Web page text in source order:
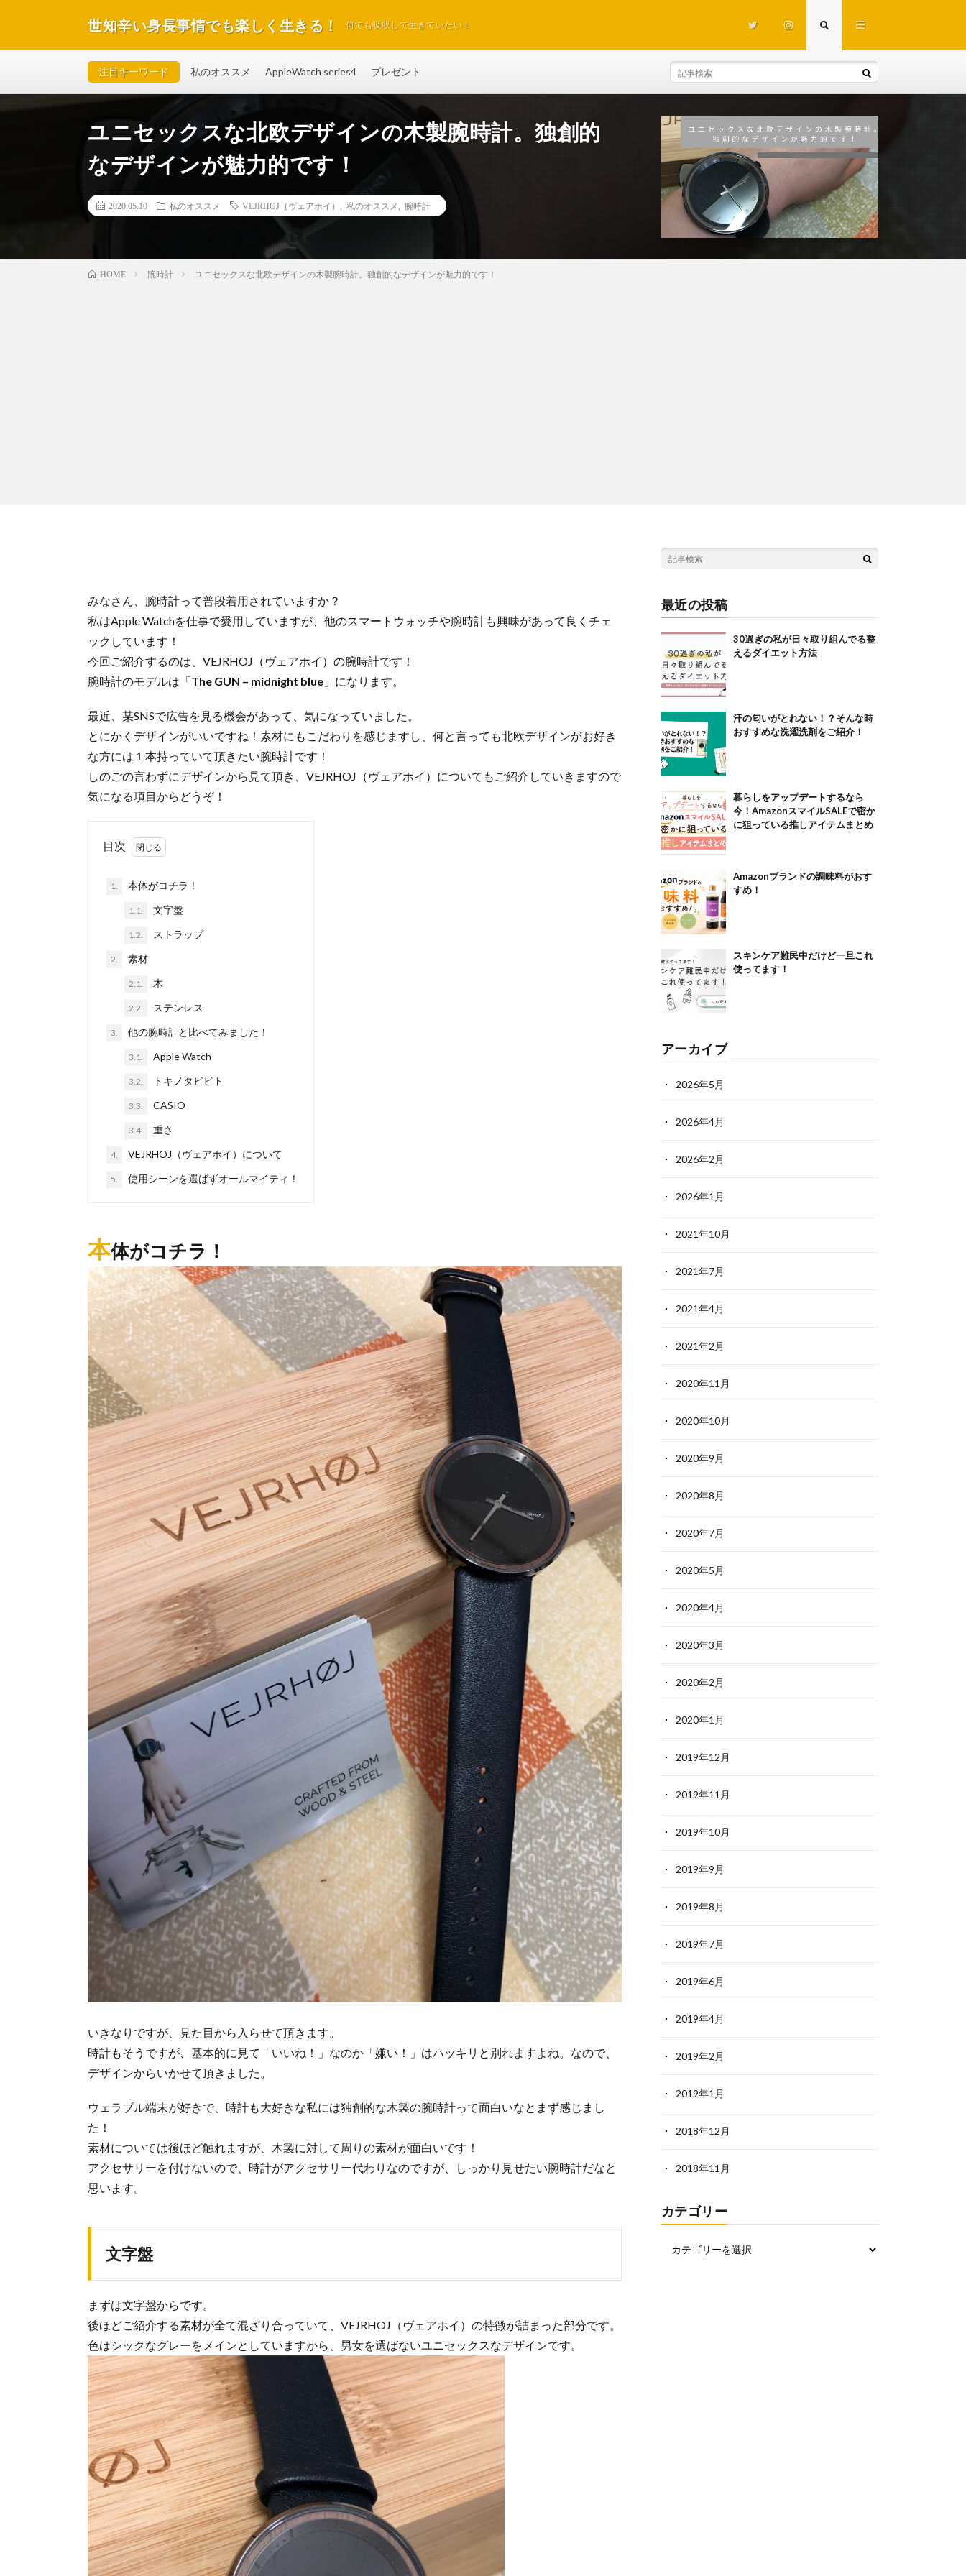
世知辛い身長事情でも楽しく生きる！ 何でも吸収して生きていたい！
注目キーワード 私のオススメ AppleWatch series4 プレゼント
ユニセックスな北欧デザインの木製腕時計。独創的
なデザインが魅力的です！
2020.05.10 私のオススメ VEJRHOJ（ヴェアホイ） 私のオススメ 腕時計
HOME 腕時計 ユニセックスな北欧デザインの木製腕時計。独創的なデザインが魅力的です！
みなさん、腕時計って普段着用されていますか？
私はApple Watchを仕事で愛用していますが、他のスマートウォッチや腕時計も興味があって良くチェ
ックしています！
今回ご紹介するのは、VEJRHOJ（ヴェアホイ）の腕時計です！
腕時計のモデルは「The GUN – midnight blue 」になります。
最近、某SNSで広告を見る機会があって、気になっていました。
とにかくデザインがいいですね！素材にもこだわりを感じますし、何と言っても北欧デザインがお好き
な方には１本持っていて頂きたい腕時計です！
しのごの言わずにデザインから見て頂き、VEJRHOJ（ヴェアホイ）についてもご紹介していきますので
気になる項目からどうぞ！
目次
1. 本体がコチラ！
1.1. 文字盤
1.2. ストラップ
2. 素材
2.1. 木
2.2. ステンレス
3. 他の腕時計と比べてみました！
3.1. Apple Watch
3.2. トキノタビビト
3.3. CASIO
3.4. 重さ
4. VEJRHOJ（ヴェアホイ）について
5. 使用シーンを選ばずオールマイティ！
本体がコチラ！
いきなりですが、見た目から入らせて頂きます。
時計もそうですが、基本的に見て「いいね！」なのか「嫌い！」はハッキリと別れますよね。なので、
デザインからいかせて頂きました。
ウェラブル端末が好きで、時計も大好きな私には独創的な木製の腕時計って面白いなとまず感じまし
た！
素材については後ほど触れますが、木製に対して周りの素材が面白いです！
アクセサリーを付けないので、時計がアクセサリー代わりなのですが、しっかり見せたい腕時計だなと
思います。
文字盤
まずは文字盤からです。
後ほどご紹介する素材が全て混ざり合っていて、VEJRHOJ（ヴェアホイ）の特徴が詰まった部分です。
色はシックなグレーをメインとしていますから、男女を選ばないユニセックスなデザインです。
最近の投稿
30過ぎの私が日々取り組んでる整
えるダイエット方法
汗の匂いがとれない！？そんな時
おすすめな洗濯洗剤をご紹介！
暮らしをアップデートするなら
今！AmazonスマイルSALEで密か
に狙っている推しアイテムまとめ
Amazonブランドの調味料がおす
すめ！
スキンケア難民中だけど一旦これ
使ってます！
アーカイブ
2026年5月
2026年4月
2026年2月
2026年1月
2021年10月
2021年7月
2021年4月
2021年2月
2020年11月
2020年10月
2020年9月
2020年8月
2020年7月
2020年5月
2020年4月
2020年3月
2020年2月
2020年1月
2019年12月
2019年11月
2019年10月
2019年9月
2019年8月
2019年7月
2019年6月
2019年4月
2019年2月
2019年1月
2018年12月
2018年11月
カテゴリー